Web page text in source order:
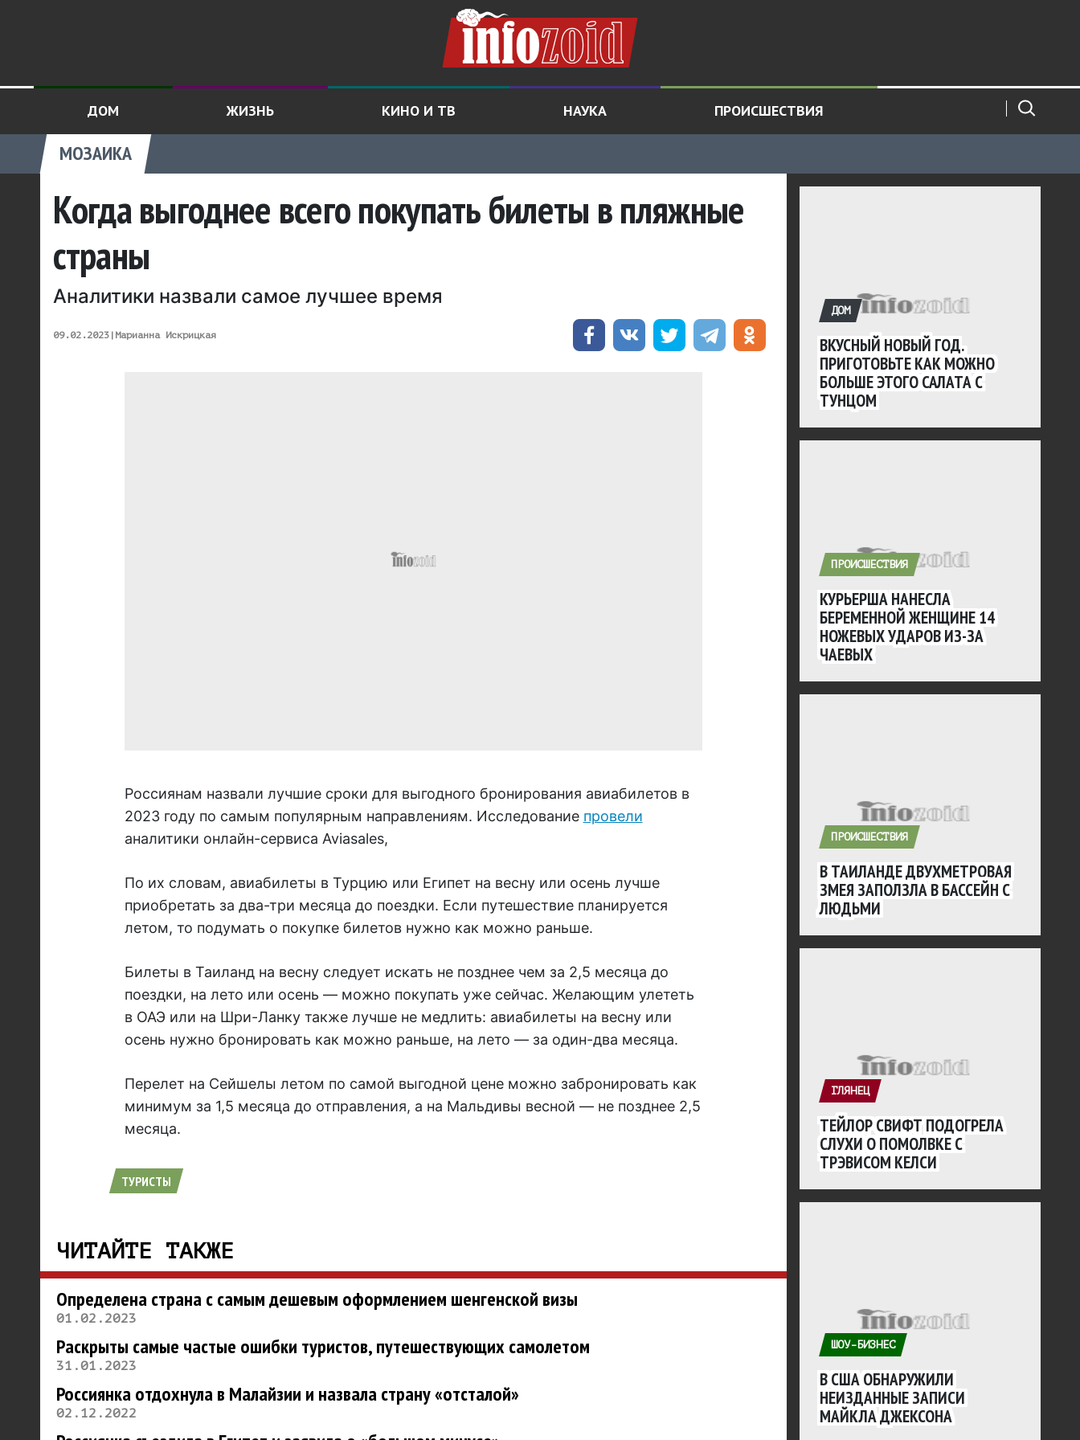
ДОМ ЖИЗНЬ КИНО И ТВ НАУКА ПРОИСШЕСТВИЯ
МОЗАИКА
Когда выгоднее всего покупать билеты в пляжные
страны
Аналитики назвали самое лучшее время
09.02.2023| Марианна Искрицкая
Россиянам назвали лучшие сроки для выгодного бронирования авиабилетов в
2023 году по самым популярным направлениям. Исследование провели
аналитики онлайн-сервиса Aviasales,
По их словам, авиабилеты в Турцию или Египет на весну или осень лучше
приобретать за два-три месяца до поездки. Если путешествие планируется
летом, то подумать о покупке билетов нужно как можно раньше.
Билеты в Таиланд на весну следует искать не позднее чем за 2,5 месяца до
поездки, на лето или осень — можно покупать уже сейчас. Желающим улететь
в ОАЭ или на Шри-Ланку также лучше не медлить: авиабилеты на весну или
осень нужно бронировать как можно раньше, на лето — за один-два месяца.
Перелет на Сейшелы летом по самой выгодной цене можно забронировать как
минимум за 1,5 месяца до отправления, а на Мальдивы весной — не позднее 2,5
месяца.
ТУРИСТЫ
ЧИТАЙТЕ ТАКЖЕ
Определена страна с самым дешевым оформлением шенгенской визы
01.02.2023
Раскрыты самые частые ошибки туристов, путешествующих самолетом
31.01.2023
Россиянка отдохнула в Малайзии и назвала страну «отсталой»
02.12.2022
ДОМ
ВКУСНЫЙ НОВЫЙ ГОД.
ПРИГОТОВЬТЕ КАК МОЖНО
БОЛЬШЕ ЭТОГО САЛАТА С
ТУНЦОМ
ПРОИСШЕСТВИЯ
КУРЬЕРША НАНЕСЛА
БЕРЕМЕННОЙ ЖЕНЩИНЕ 14
НОЖЕВЫХ УДАРОВ ИЗ-ЗА
ЧАЕВЫХ
ПРОИСШЕСТВИЯ
В ТАИЛАНДЕ ДВУХМЕТРОВАЯ
ЗМЕЯ ЗАПОЛЗЛА В БАССЕЙН С
ЛЮДЬМИ
ГЛЯНЕЦ
ТЕЙЛОР СВИФТ ПОДОГРЕЛА
СЛУХИ О ПОМОЛВКЕ С
ТРЭВИСОМ КЕЛСИ
ШОУ-БИЗНЕС
В США ОБНАРУЖИЛИ
НЕИЗДАННЫЕ ЗАПИСИ
МАЙКЛА ДЖЕКСОНА